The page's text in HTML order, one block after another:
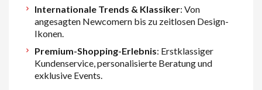
Internationale Trends & Klassiker: Von
angesagten Newcomern bis zu zeitlosen Design-
Ikonen.
Premium-Shopping-Erlebnis: Erstklassiger
Kundenservice, personalisierte Beratung und
exklusive Events.